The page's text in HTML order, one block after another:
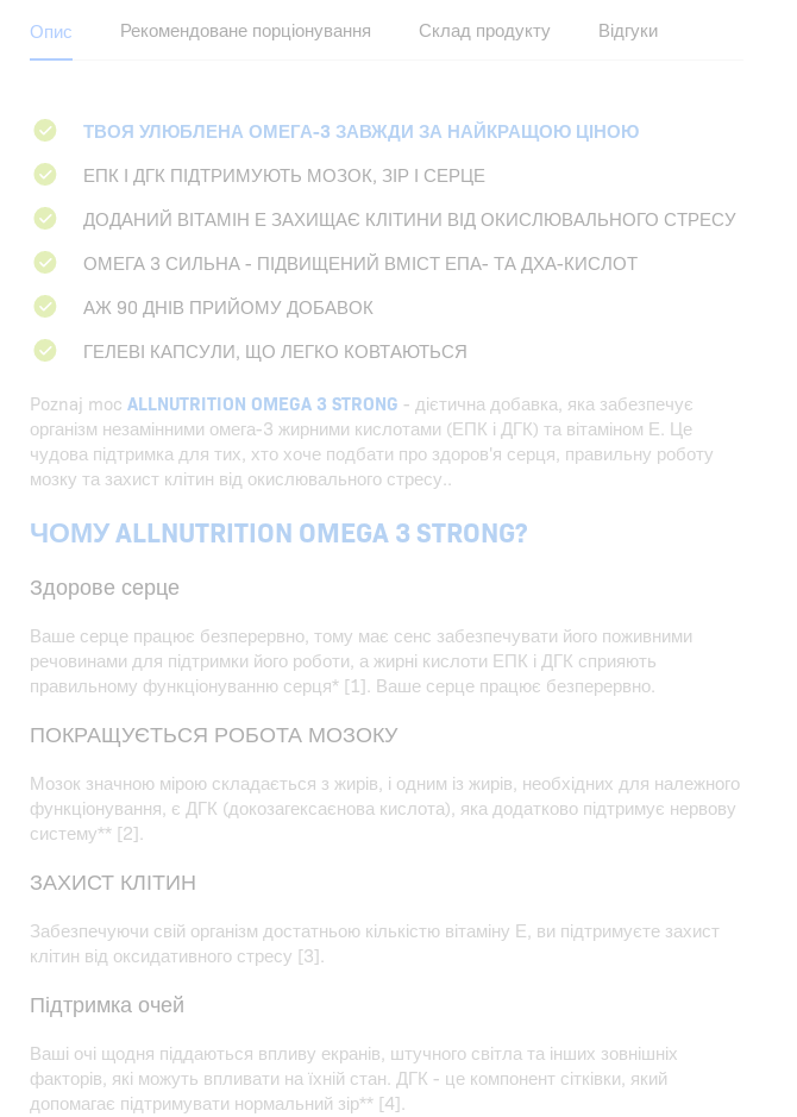
Опис Рекомендоване порціонування Склад продукту Відгуки
ТВОЯ УЛЮБЛЕНА ОМЕГА-3 ЗАВЖДИ ЗА НАЙКРАЩОЮ ЦІНОЮ
ЕПК І ДГК ПІДТРИМУЮТЬ МОЗОК, ЗІР І СЕРЦЕ
ДОДАНИЙ ВІТАМІН Е ЗАХИЩАЄ КЛІТИНИ ВІД ОКИСЛЮВАЛЬНОГО СТРЕСУ
ОМЕГА 3 СИЛЬНА - ПІДВИЩЕНИЙ ВМІСТ ЕПА- ТА ДХА-КИСЛОТ
АЖ 90 ДНІВ ПРИЙОМУ ДОБАВОК
ГЕЛЕВІ КАПСУЛИ, ЩО ЛЕГКО КОВТАЮТЬСЯ
Poznaj moc ALLNUTRITION OMEGA 3 STRONG - дієтична добавка, яка забезпечує
організм незамінними омега-3 жирними кислотами (ЕПК і ДГК) та вітаміном Е. Це
чудова підтримка для тих, хто хоче подбати про здоров'я серця, правильну роботу
мозку та захист клітин від окислювального стресу..
ЧОМУ ALLNUTRITION OMEGA 3 STRONG?
Здорове серце
Ваше серце працює безперервно, тому має сенс забезпечувати його поживними
речовинами для підтримки його роботи, а жирні кислоти ЕПК і ДГК сприяють
правильному функціонуванню серця* [1]. Ваше серце працює безперервно.
ПОКРАЩУЄТЬСЯ РОБОТА МОЗОКУ
Мозок значною мірою складається з жирів, і одним із жирів, необхідних для належного
функціонування, є ДГК (докозагексаєнова кислота), яка додатково підтримує нервову
систему** [2].
ЗАХИСТ КЛІТИН
Забезпечуючи свій організм достатньою кількістю вітаміну Е, ви підтримуєте захист
клітин від оксидативного стресу [3].
Підтримка очей
Ваші очі щодня піддаються впливу екранів, штучного світла та інших зовнішніх
факторів, які можуть впливати на їхній стан. ДГК - це компонент сітківки, який
допомагає підтримувати нормальний зір** [4].